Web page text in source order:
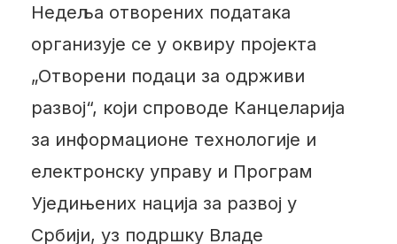
Недеља отворених података
организује се у оквиру пројекта
„Отворени подаци за одрживи
развој“, који спроводе Канцеларија
за информационе технологије и
електронску управу и Програм
Уједињених нација за развој у
Србији, уз подршку Владе